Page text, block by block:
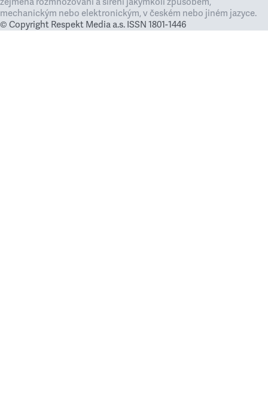
mechanickým nebo elektronickým, v českém nebo jiném jazyce.
© Copyright Respekt Media a.s. ISSN 1801-1446